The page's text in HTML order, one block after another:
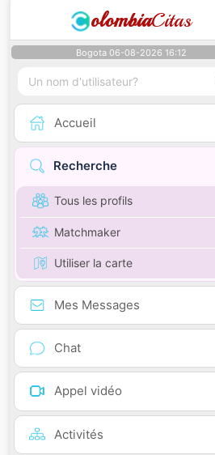
olombiaCitas
Bogota 06-08-2026 16:12
Accueil
Recherche
Tous les profils
Matchmaker
Utiliser la carte
Mes Messages
Chat
Appel vidéo
Activités